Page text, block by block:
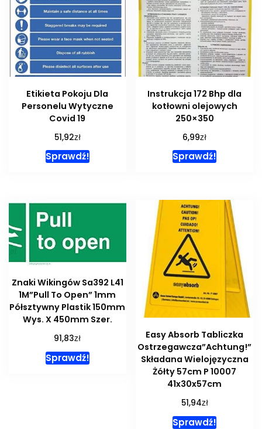
Etikieta Pokoju Dla
Personelu Wytyczne
Covid 19
51,92zł
Sprawdź!
Instrukcja 172 Bhp dla
kotłowni olejowych
250×350
6,99zł
Sprawdź!
Znaki Wikingów Sa392 L41
1M”Pull To Open” 1mm
Półsztywny Plastik 150mm
Wys. X 450mm Szer.
91,83zł
Sprawdź!
Easy Absorb Tabliczka
Ostrzegawcza”Achtung!”
Składana Wielojęzyczna
Żółty 57cm P 10007
41x30x57cm
51,94zł
Sprawdź!